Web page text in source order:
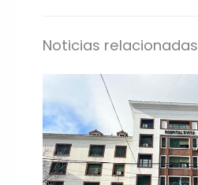
Noticias relacionadas